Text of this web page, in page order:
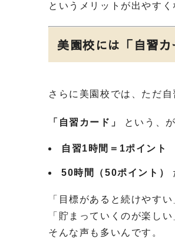
というメリットが出やすく
美園校には「自習
さらに美園校では、ただ
「自習カード」 という、
自習1時間＝1ポイント
50時間（50ポイント）
「目標があると続けやすい
「貯まっていくのが楽しい
そんな声も多いんです。